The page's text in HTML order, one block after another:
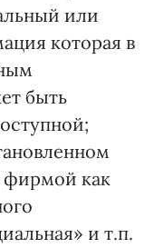
или
которая в
быть
фирмой как
и т.п.